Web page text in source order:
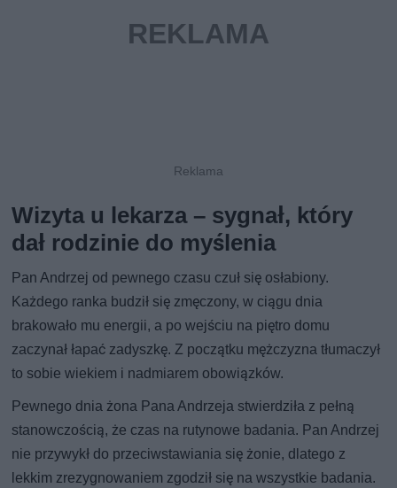
Wizyta u lekarza – sygnał, który
dał rodzinie do myślenia
Pan Andrzej od pewnego czasu czuł się osłabiony.
Każdego ranka budził się zmęczony, w ciągu dnia
brakowało mu energii, a po wejściu na piętro domu
zaczynał łapać zadyszkę. Z początku mężczyzna tłumaczył
to sobie wiekiem i nadmiarem obowiązków.
Pewnego dnia żona Pana Andrzeja stwierdziła z pełną
stanowczością, że czas na rutynowe badania. Pan Andrzej
nie przywykł do przeciwstawiania się żonie, dlatego z
lekkim zrezygnowaniem zgodził się na wszystkie badania.